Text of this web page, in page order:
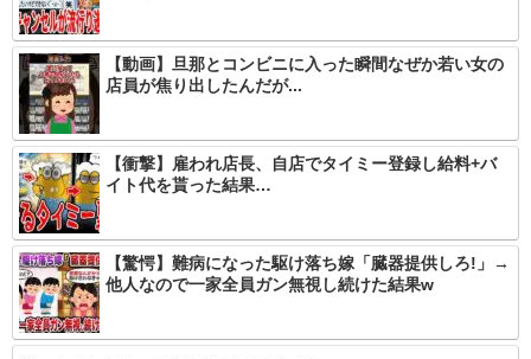
【動画】旦那とコンビニに入った瞬間なぜか若い女の
店員が焦り出したんだが...
【衝撃】雇われ店長、自店でタイミー登録し給料+バ
イト代を貰った結果…
【驚愕】難病になった駆け落ち嫁「臓器提供しろ!」→
他人なので一家全員ガン無視し続けた結果w